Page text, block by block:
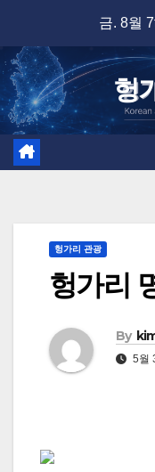
content
금. 8월
헝
헝가리 관광
헝가리
By
5월